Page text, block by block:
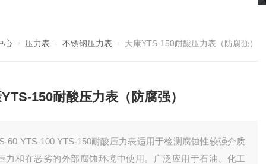
心 - 压力表 - 不锈钢压力表 - 天康YTS-150耐酸压力表（防腐强）
150耐酸压力表（防腐强）
60 YTS-100 YTS-150耐酸压力表适用于检测腐蚀性较强介质
力和在恶劣的外部腐蚀环境中使用。广泛应用于石油、化工